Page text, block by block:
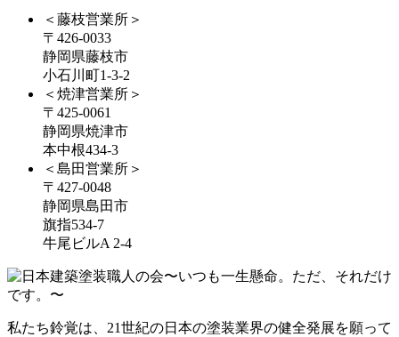
＜藤枝営業所＞
〒426-0033
静岡県藤枝市
小石川町1-3-2
＜焼津営業所＞
〒425-0061
静岡県焼津市
本中根434-3
＜島田営業所＞
〒427-0048
静岡県島田市
旗指534-7
牛尾ビルA 2-4
私たち鈴覚は、21世紀の日本の塗装業界の健全発展を願って